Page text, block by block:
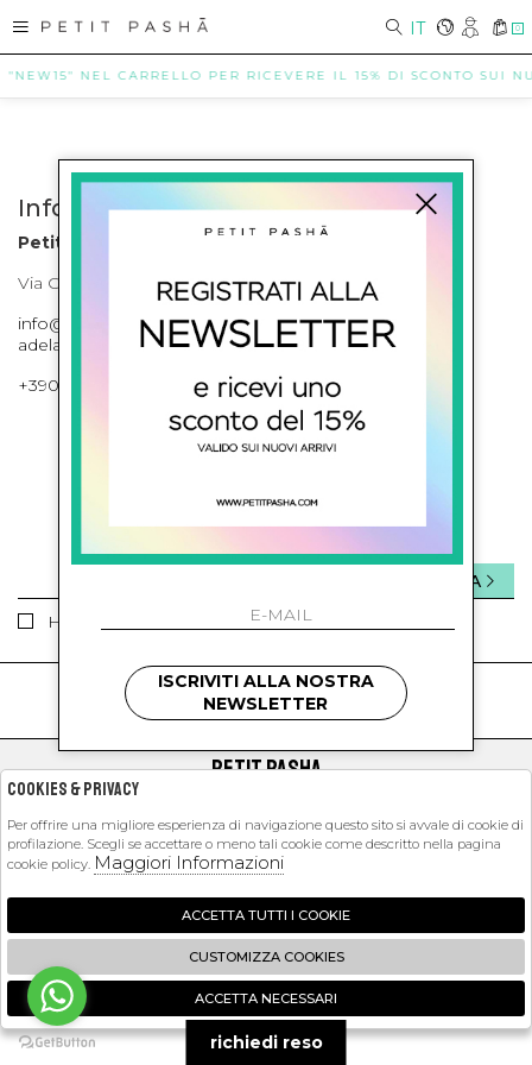
IT 0
NEL CARRELLO PER RICEVERE IL 15% DI SCONTO SUI
Info contatti
Petit Pasha
Via Cilea, 255 Napoli Corso Umberto I 301 Napoli
info@petitpasha.com, petitpasha@hotmail.it,
adelaide.petitpasha@hotmail.com
+39081643421 , +390812351280
ISCRIVITI ALLA NEWSLETTER
Ho letto ed accettato le condizioni sulla privacy.
INVIA
kids
PETIT PASHA
EXTRA
2026 Petit Pasha - P.iva : 09423341214 Powered by
Zucchetti
🍪
ISCRIVITI ALLA NOSTRA
NEWSLETTER
richiedi reso
Cookies & Privacy
Per offrire una migliore esperienza di navigazione questo sito si avvale di cookie di
profilazione. Scegli se accettare o meno tali cookie come descritto nella pagina
cookie policy. Maggiori Informazioni
ACCETTA TUTTI I COOKIE
CUSTOMIZZA COOKIES
ACCETTA NECESSARI